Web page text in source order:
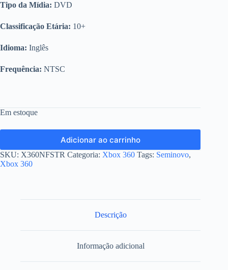
Tipo da Mídia: DVD
Classificação Etária: 10+
Idioma: Inglês
Frequência: NTSC
Em estoque
Adicionar ao carrinho
SKU: X360NFSTR Categoria: Xbox 360 Tags: Seminovo,
Xbox 360
Descrição
Informação adicional